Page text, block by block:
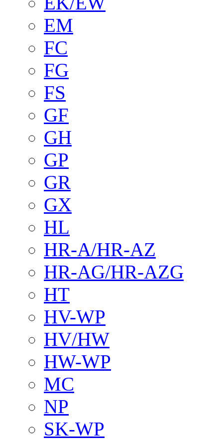
EM
FC
FG
FS
GF
GH
GP
GR
GX
HL
HR-A/HR-AZ
HR-AG/HR-AZG
HT
HV-WP
HV/HW
HW-WP
MC
NP
SK-WP